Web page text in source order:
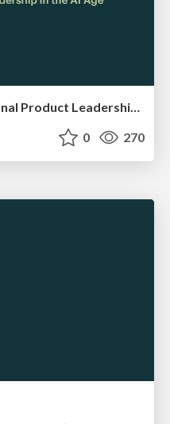
Beyond Autopilot: Intentional Product Leadership in the AI Age
0 270